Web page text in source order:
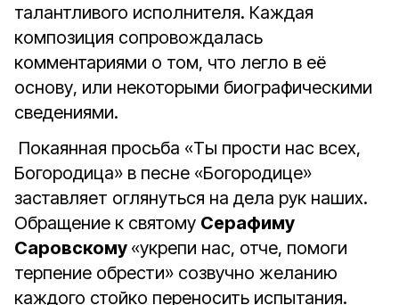
талантливого исполнителя. Каждая
композиция сопровождалась
комментариями о том, что легло в её
основу, или некоторыми биографическими
сведениями.
Покаянная просьба «Ты прости нас всех,
Богородица» в песне «Богородице»
заставляет оглянуться на дела рук наших.
Обращение к святому Серафиму
Саровскому «укрепи нас, отче, помоги
терпение обрести» созвучно желанию
каждого стойко переносить испытания.